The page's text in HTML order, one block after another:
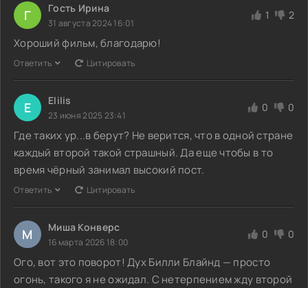
Г Гость Ирина
31 августа 2024 16:01
1 2
Хороший фильм, благодарю!
Ответить Цитировать
E Elilis
23 июня 2025 23:41
0 0
Где таких ур...в берут? Не верится, что в одной стране
каждый второй такой страшный. Да еще чтобы в то
время чёрный занимал высокий пост.
Ответить Цитировать
М Миша Конверс
16 марта 2026 18:00
0 0
Ого, вот это поворот! Дух Билли Блайнд — просто
огонь, такого я не ожидал. С нетерпением жду второй